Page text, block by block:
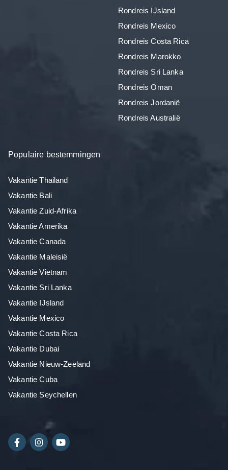
Rondreis IJsland
Rondreis Mexico
Rondreis Costa Rica
Rondreis Marokko
Rondreis Sri Lanka
Rondreis Oman
Rondreis Jordanië
Rondreis Australië
Populaire bestemmingen
Vakantie Thailand
Vakantie Bali
Vakantie Zuid-Afrika
Vakantie Amerika
Vakantie Canada
Vakantie Maleisië
Vakantie Vietnam
Vakantie Sri Lanka
Vakantie IJsland
Vakantie Mexico
Vakantie Costa Rica
Vakantie Dubai
Vakantie Nieuw-Zeeland
Vakantie Cuba
Vakantie Seychellen